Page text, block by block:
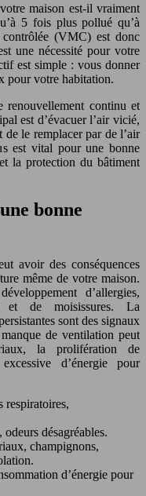
maison est-il vraiment
5 fois plus pollué qu’à
(VMC) est donc
une nécessité pour votre
est simple : vous donner
pour votre habitation.
continu et
est d’évacuer l’air vicié,
le remplacer par de l’air
est vital pour une bonne
la protection du bâtiment
bonne
avoir des conséquences
même de votre maison.
d’allergies,
et de moisissures. La
sont des signaux
de ventilation peut
la prolifération de
d’énergie pour
respiratoires,
désagréables.
champignons,
d’énergie pour